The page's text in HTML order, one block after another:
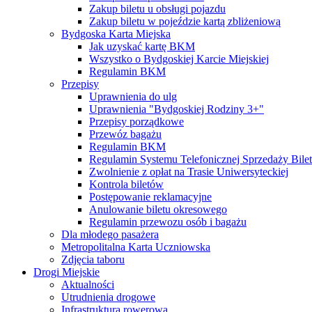
Zakup biletu u obsługi pojazdu
Zakup biletu w pojeździe kartą zbliżeniową
Bydgoska Karta Miejska
Jak uzyskać kartę BKM
Wszystko o Bydgoskiej Karcie Miejskiej
Regulamin BKM
Przepisy
Uprawnienia do ulg
Uprawnienia "Bydgoskiej Rodziny 3+"
Przepisy porządkowe
Przewóz bagażu
Regulamin BKM
Regulamin Systemu Telefonicznej Sprzedaży
Zwolnienie z opłat na Trasie Uniwersyteckiej
Kontrola biletów
Postępowanie reklamacyjne
Anulowanie biletu okresowego
Regulamin przewozu osób i bagażu
Dla młodego pasażera
Metropolitalna Karta Uczniowska
Zdjęcia taboru
Drogi Miejskie
Aktualności
Utrudnienia drogowe
Infrastruktura rowerowa